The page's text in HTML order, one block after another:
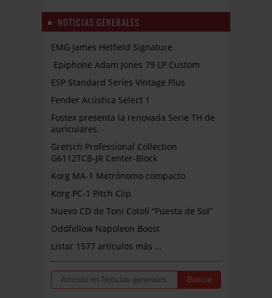
NOTICIAS GENERALES
EMG James Hetfield Signature
Epiphone Adam Jones 79 LP Custom
ESP Standard Series Vintage Plus
Fender Acústica Select 1
Fostex presenta la renovada Serie TH de
auriculares.
Gretsch Professional Collection
G6112TCB-JR Center-Block
Korg MA-1 Metrónomo compacto
Korg PC-1 Pitch Clip
Nuevo CD de Toni Cotolí “Puesta de Sol”
Oddfellow Napoleon Boost
Listar 1577 artículos más …